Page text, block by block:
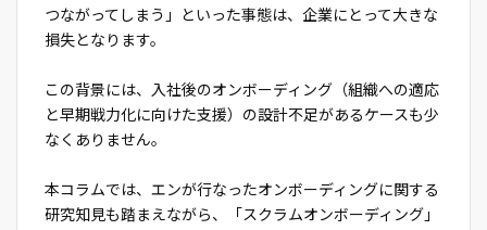
つながってしまう」といった事態は、企業にとって大きな
損失となります。
この背景には、入社後のオンボーディング（組織への適応
と早期戦力化に向けた支援）の設計不足があるケースも少
なくありません。
本コラムでは、エンが行なったオンボーディングに関する
研究知見も踏まえながら、「スクラムオンボーディング」